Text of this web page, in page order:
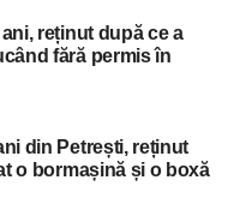
reținut după ce a
fără permis în
din Petrești, reținut
o bormașină și o boxă